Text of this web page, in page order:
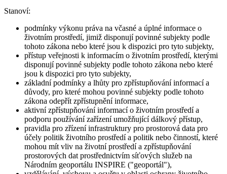
Stanoví:
podmínky výkonu práva na včasné a úplné informace o
životním prostředí, jimiž disponují povinné subjekty podle
tohoto zákona nebo které jsou k dispozici pro tyto subjekty,
přístup veřejnosti k informacím o životním prostředí, kterými
disponují povinné subjekty podle tohoto zákona nebo které
jsou k dispozici pro tyto subjekty,
základní podmínky a lhůty pro zpřístupňování informací a
důvody, pro které mohou povinné subjekty podle tohoto
zákona odepřít zpřístupnění informace,
aktivní zpřístupňování informací o životním prostředí a
podporu používání zařízení umožňující dálkový přístup,
pravidla pro zřízení infrastruktury pro prostorová data pro
účely politik životního prostředí a politik nebo činností, které
mohou mít vliv na životní prostředí a zpřístupňování
prostorových dat prostřednictvím síťových služeb na
Národním geoportálu INSPIRE ("geoportál"),